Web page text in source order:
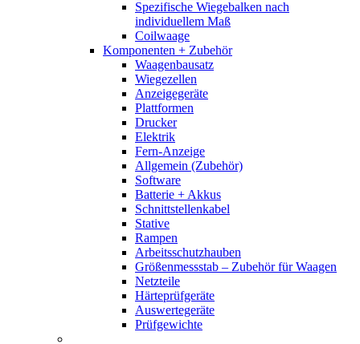
Spezifische Wiegebalken nach
individuellem Maß
Coilwaage
Komponenten + Zubehör
Waagenbausatz
Wiegezellen
Anzeigegeräte
Plattformen
Drucker
Elektrik
Fern-Anzeige
Allgemein (Zubehör)
Software
Batterie + Akkus
Schnittstellenkabel
Stative
Rampen
Arbeitsschutzhauben
Größenmessstab – Zubehör für Waagen
Netzteile
Härteprüfgeräte
Auswertegeräte
Prüfgewichte